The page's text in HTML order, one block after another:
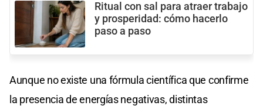
Ritual con sal para atraer trabajo
y prosperidad: cómo hacerlo
paso a paso
Aunque no existe una fórmula científica que confirme
la presencia de energías negativas, distintas